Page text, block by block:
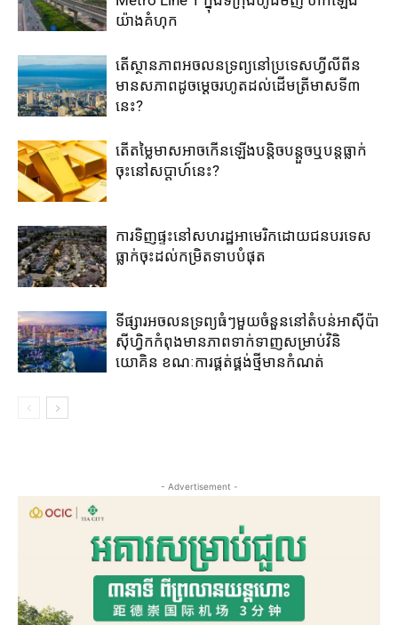
យ៉ាង​គំហុក​
តើ​ស្ថានភាព​អចលនទ្រព្យ​នៅ​ប្រទេសហ្វីលីពីន​
មាន​សភាព​ដូច​ម្តេច​រហូត​ដល់​ដើម​ត្រីមាសទី៣​
នេះ​?​
តើតម្លៃមាសអាចកើនឡើងបន្តិចបន្តួចឬបន្តធ្លាក់
ចុះនៅសប្តាហ៍នេះ?
ការទិញផ្ទះនៅសហរដ្ឋអាមេរិកដោយជនបរទេស
ធ្លាក់ចុះដល់កម្រិតទាបបំផុត
ទីផ្សារអចលនទ្រព្យ​ធំៗមួយ​ចំនួន​នៅ​តំបន់​អាស៊ីប៉ា
ស៊ីហ្វិក​កំពុង​មាន​ភាព​ទាក់ទាញ​សម្រាប់​វិនិ
យោគិន​ ខណៈការ​ផ្គត់​ផ្គង់​ថ្មី​មាន​កំណត់
- Advertisement -